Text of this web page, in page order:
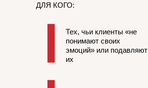
ДЛЯ КОГО:
Тех, чьи клиенты «не
понимают своих
эмоций» или подавляют
их